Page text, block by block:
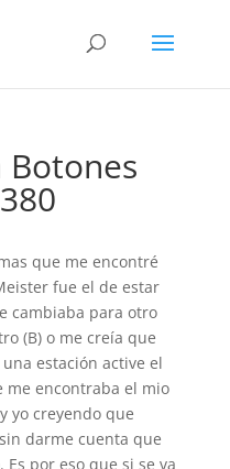
Botones
que me encontré
fue el de estar
cambiaba para otro
(B) o me creía que
estación active el
me encontraba el mio
yo creyendo que
darme cuenta que
por eso que si se va